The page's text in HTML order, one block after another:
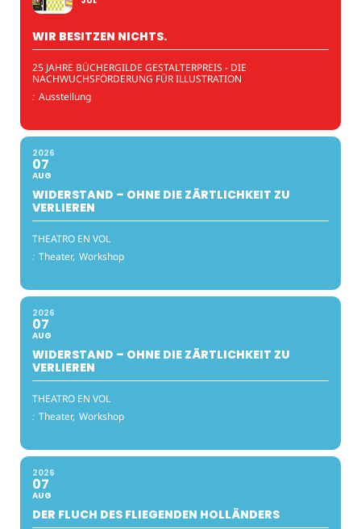
WIR BESITZEN NICHTS.
25 JAHRE BÜCHERGILDE GESTALTERPREIS - DIE
NACHWUCHSFÖRDERUNG FÜR ILLUSTRATION
: Ausstellung
2026
07
AUG
WIDERSTAND – OHNE DIE ZÄRTLICHKEIT ZU
VERLIEREN
THEATRO EN VOL
: Theater, Workshop
2026
07
AUG
WIDERSTAND – OHNE DIE ZÄRTLICHKEIT ZU
VERLIEREN
THEATRO EN VOL
: Theater, Workshop
2026
07
AUG
DER FLUCH DES FLIEGENDEN HOLLÄNDERS